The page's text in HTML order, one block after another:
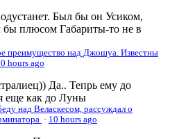
Был бы он Усиком,
бы плюсом Габариты-то не в
преимущество над Джошуа. Известны
hours ago
Да.. Тепрь ему до
еще как до Луны
над Веласкесом, рассуждал о
· 10 hours ago